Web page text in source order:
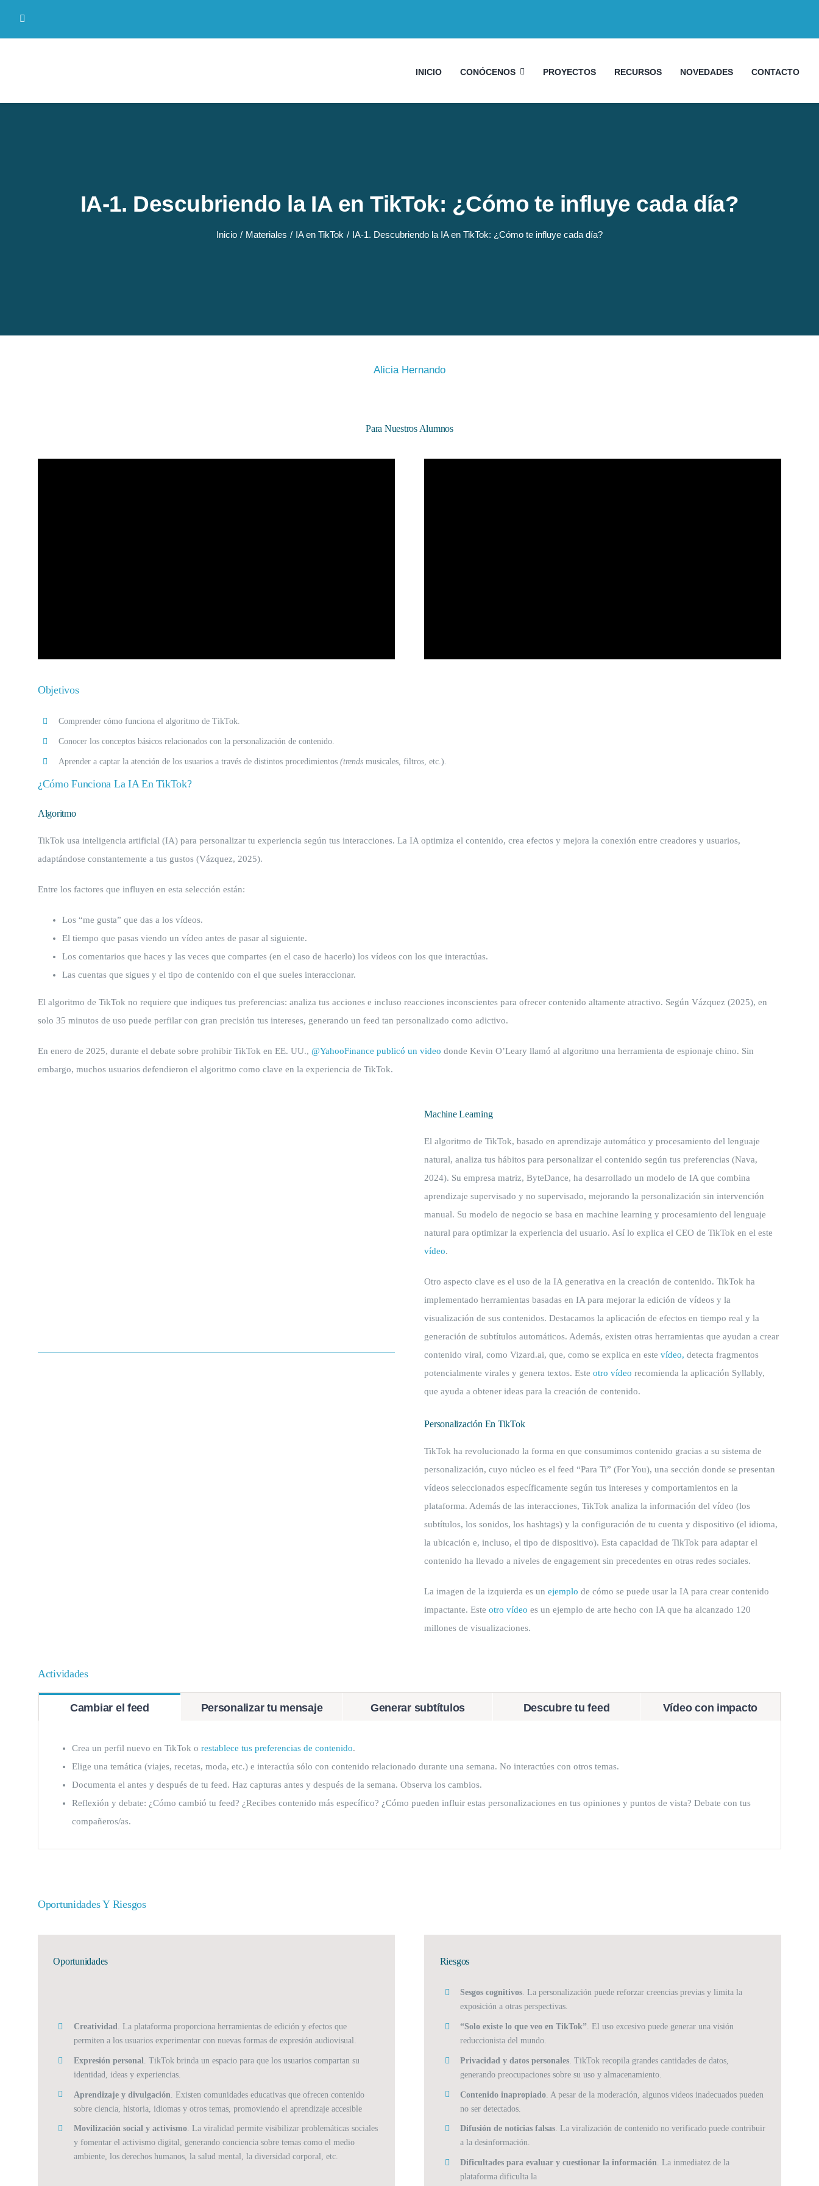
INICIO CONÓCENOS PROYECTOS RECURSOS NOVEDADES CONTACTO
IA-1. Descubriendo la IA en TikTok: ¿Cómo te influye cada día?
Inicio Materiales IA en TikTok IA-1. Descubriendo la IA en TikTok: ¿Cómo te influye cada día?
Alicia Hernando
Para Nuestros Alumnos
Objetivos
Comprender cómo funciona el algoritmo de TikTok.
Conocer los conceptos básicos relacionados con la personalización de contenido.
Aprender a captar la atención de los usuarios a través de distintos procedimientos (trendsmusicales, filtros, etc.).
¿Cómo Funciona La IA En TikTok?
Algoritmo
TikTok usa inteligencia artificial (IA) para personalizar tu experiencia según tus interacciones. La IA optimiza el contenido, crea efectos y mejora la conexión entre creadores y usuarios,
adaptándose constantemente a tus gustos (Vázquez, 2025).
Entre los factores que influyen en esta selección están:
Los “me gusta” que das a los vídeos.
El tiempo que pasas viendo un vídeo antes de pasar al siguiente.
Los comentarios que haces y las veces que compartes (en el caso de hacerlo) los vídeos con los que interactúas.
Las cuentas que sigues y el tipo de contenido con el que sueles interaccionar.
El algoritmo de TikTok no requiere que indiques tus preferencias: analiza tus acciones e incluso reacciones inconscientes para ofrecer contenido altamente atractivo. Según Vázquez (2025), en
solo 35 minutos de uso puede perfilar con gran precisión tus intereses, generando un feed tan personalizado como adictivo.
En enero de 2025, durante el debate sobre prohibir TikTok en EE. UU., @YahooFinance publicó un video donde Kevin O’Leary llamó al algoritmo una herramienta de espionaje chino. Sin
embargo, muchos usuarios defendieron el algoritmo como clave en la experiencia de TikTok.
Machine Learning
El algoritmo de TikTok, basado en aprendizaje automático y procesamiento del lenguaje
natural, analiza tus hábitos para personalizar el contenido según tus preferencias (Nava,
2024). Su empresa matriz, ByteDance, ha desarrollado un modelo de IA que combina
aprendizaje supervisado y no supervisado, mejorando la personalización sin intervención
manual. Su modelo de negocio se basa en machine learning y procesamiento del lenguaje
natural para optimizar la experiencia del usuario. Así lo explica el CEO de TikTok en el este
vídeo.
Otro aspecto clave es el uso de la IA generativa en la creación de contenido. TikTok ha
implementado herramientas basadas en IA para mejorar la edición de vídeos y la
visualización de sus contenidos. Destacamos la aplicación de efectos en tiempo real y la
generación de subtítulos automáticos. Además, existen otras herramientas que ayudan a crear
contenido viral, como Vizard.ai, que, como se explica en estevídeo, detecta fragmentos
potencialmente virales y genera textos. Este otro vídeo recomienda la aplicación Syllably,
que ayuda a obtener ideas para la creación de contenido.
Personalización En TikTok
TikTok ha revolucionado la forma en que consumimos contenido gracias a su sistema de
personalización, cuyo núcleo es el feed “Para Ti” (For You), una sección donde se presentan
vídeos seleccionados específicamente según tus intereses y comportamientos en la
plataforma. Además de las interacciones, TikTok analiza la información del vídeo (los
subtítulos, los sonidos, los hashtags) y la configuración de tu cuenta y dispositivo (el idioma,
la ubicación e, incluso, el tipo de dispositivo). Esta capacidad de TikTok para adaptar el
contenido ha llevado a niveles de engagement sin precedentes en otras redes sociales.
La imagen de la izquierda es unejemplo de cómo se puede usar la IA para crear contenido
impactante. Este otro vídeo es un ejemplo de arte hecho con IA que ha alcanzado 120
millones de visualizaciones.
Actividades
Cambiar el feed Personalizar tu mensaje Generar subtítulos Descubre tu feed Vídeo con impacto
Crea un perfil nuevo en TikTok o restablece tus preferencias de contenido.
Elige una temática (viajes, recetas, moda, etc.) e interactúa sólo con contenido relacionado durante una semana. No interactúes con otros temas.
Documenta el antes y después de tu feed. Haz capturas antes y después de la semana. Observa los cambios.
Reflexión y debate: ¿Cómo cambió tu feed? ¿Recibes contenido más específico? ¿Cómo pueden influir estas personalizaciones en tus opiniones y puntos de vista? Debate con tus
compañeros/as.
Oportunidades Y Riesgos
Oportunidades
Creatividad
. La plataforma proporciona herramientas de edición y efectos que
permiten a los usuarios experimentar con nuevas formas de expresión audiovisual.
Expresión personal . TikTok brinda un espacio para que los usuarios compartan su
identidad, ideas y experiencias.
Aprendizaje y divulgación . Existen comunidades educativas que ofrecen contenido
sobre ciencia, historia, idiomas y otros temas, promoviendo el aprendizaje accesible
Movilización social y activismo. La viralidad permite visibilizar problemáticas sociales
y fomentar el activismo digital, generando conciencia sobre temas como el medio
ambiente, los derechos humanos, la salud mental, la diversidad corporal, etc.
Riesgos
Sesgos cognitivos. La personalización puede reforzar creencias previas y limita la
exposición a otras perspectivas.
“Solo existe lo que veo en TikTok” . El uso excesivo puede generar una visión
reduccionista del mundo.
Privacidad y datos personales . TikTok recopila grandes cantidades de datos,
generando preocupaciones sobre su uso y almacenamiento.
Contenido inapropiado . A pesar de la moderación, algunos videos inadecuados pueden
no ser detectados.
Difusión de noticias falsas. La viralización de contenido no verificado puede contribuir
a la desinformación.
Dificultades para evaluar y cuestionar la información. La inmediatez de la
plataforma dificulta la